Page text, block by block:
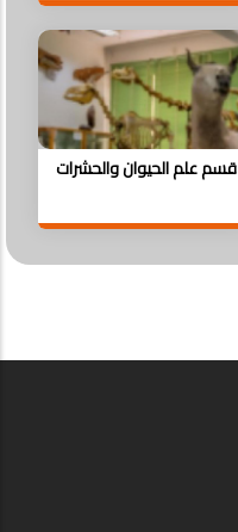
قسم علم الحيوان والحشرات